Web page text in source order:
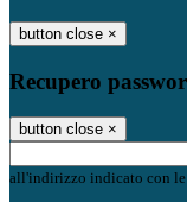
button close ×
Recupero
button close ×
all'indirizzo indicato con le